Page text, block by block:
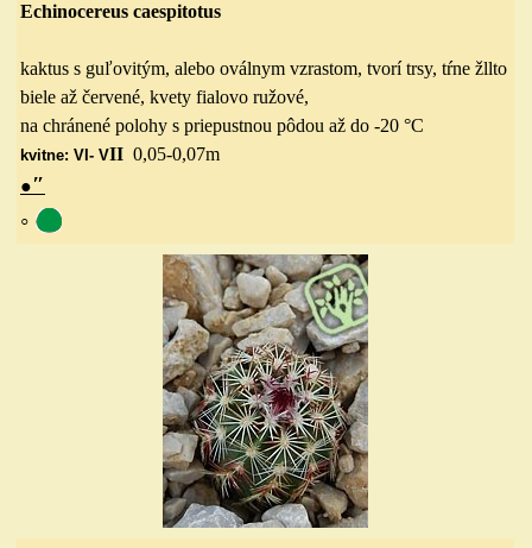
Echinocereus caespitotus
kaktus s guľovitým, alebo oválnym vzrastom, tvorí trsy, tŕne žllto
biele až červené, kvety fialovo ružové,
na chránené polohy s priepustnou pôdou až do -20 °C
kvitne: VI- VII 0,05-0,07m
●″
◦